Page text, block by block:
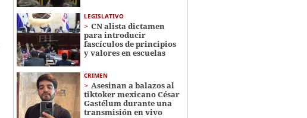
LEGISLATIVO
CN alista dictamen
para introducir
fascículos de principios
y valores en escuelas
CRIMEN
Asesinan a balazos al
tiktoker mexicano César
Gastélum durante una
transmisión en vivo